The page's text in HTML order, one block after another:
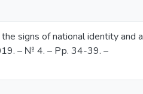
signs of national identity and a
– № 4. – Pр. 34-39. –